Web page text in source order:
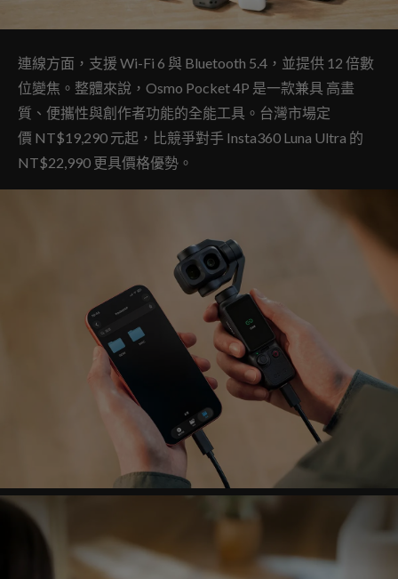
連線方面，支援 Wi-Fi 6 與 Bluetooth 5.4，並提供 12 倍數
位變焦。整體來說，Osmo Pocket 4P 是一款兼具 高畫
質、便攜性與創作者功能的全能工具。台灣市場定
價 NT$19,290 元起，比競爭對手 Insta360 Luna Ultra 的
NT$22,990 更具價格優勢。